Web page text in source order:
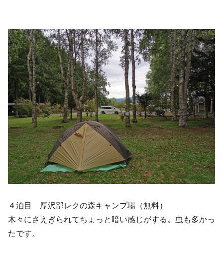
４泊目 厚沢部レクの森キャンプ場（無料）
木々にさえぎられてちょっと暗い感じがする。虫も多かっ
たです。